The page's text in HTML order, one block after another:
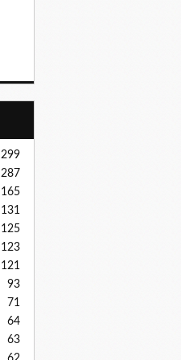
299
287
165
131
125
123
121
93
71
64
63